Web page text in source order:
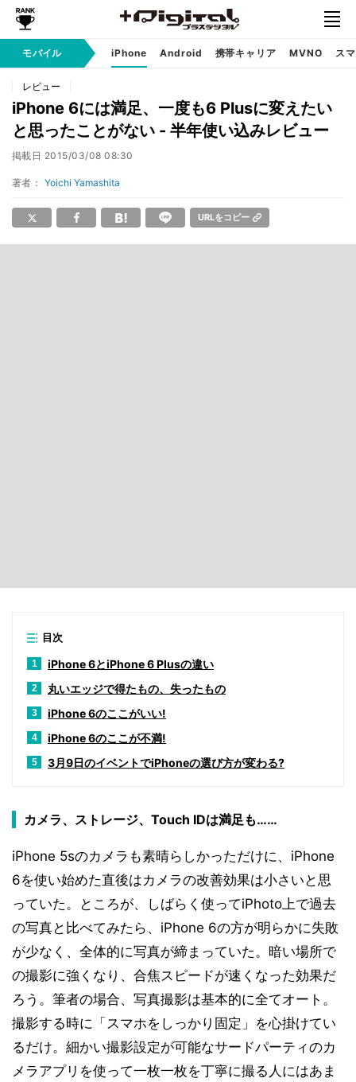
モバイル iPhone Android 携帯キャリア MVNO ス
レビュー
iPhone 6には満足、一度も6 Plusに変えたい
と思ったことがない - 半年使い込みレビュー
掲載日 2015/03/08 08:30
著者： Yoichi Yamashita
URLをコピー
目次
1 iPhone 6とiPhone 6 Plusの違い
2 丸いエッジで得たもの、失ったもの
3 iPhone 6のここがいい!
4 iPhone 6のここが不満!
5 3月9日のイベントでiPhoneの選び方が変わる?
カメラ、ストレージ、Touch IDは満足も……
iPhone 5sのカメラも素晴らしかっただけに、iPhone
6を使い始めた直後はカメラの改善効果は小さいと思
っていた。ところが、しばらく使ってiPhoto上で過去
の写真と比べてみたら、iPhone 6の方が明らかに失敗
が少なく、全体的に写真が締まっていた。暗い場所で
の撮影に強くなり、合焦スピードが速くなった効果だ
ろう。筆者の場合、写真撮影は基本的に全てオート。
撮影する時に「スマホをしっかり固定」を心掛けてい
るだけ。細かい撮影設定が可能なサードパーティのカ
メラアプリを使って一枚一枚を丁寧に撮る人にはあま